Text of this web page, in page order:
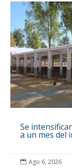
Se
a un mes del
 Ago 6, 2026